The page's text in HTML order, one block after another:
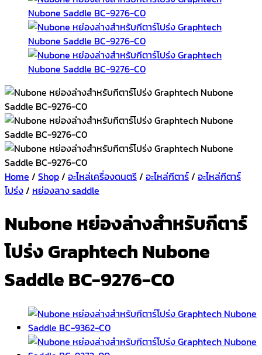
Home / Shop/ อะไหล่เครื่องดนตรี/ อะไหล่กีตาร์/ อะไหล่กีตาร์
โปร่ง/ หย่องลาง saddle
Nubone หย่องล่างสำหรับกีตาร์
โปร่ง Graphtech Nubone
Saddle BC-9276-C0